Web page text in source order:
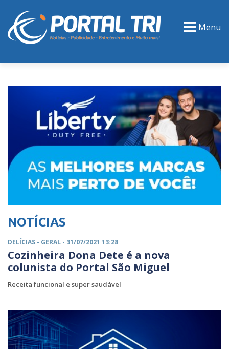
Menu
NOTÍCIAS
DELÍCIAS - GERAL - 31/07/2021 13:28
Cozinheira Dona Dete é a nova
colunista do Portal São Miguel
Receita funcional e super saudável